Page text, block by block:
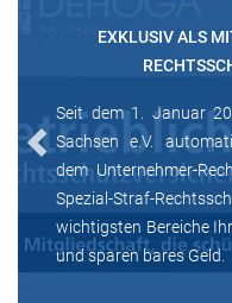
EXKLUSIV ALS
Seit dem 1. Januar
Sachsen e.V.
dem Unternehmer-
Spezial-Straf-
wichtigsten Bereiche
und sparen bares Geld.
Previous